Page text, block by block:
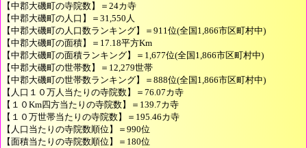
【中郡大磯町の寺院数】＝24カ寺
【中郡大磯町の人口】＝31,550人
【中郡大磯町の人口数ランキング】＝911位(全国1,866市区町村中)
【中郡大磯町の面積】＝17.18平方Km
【中郡大磯町の面積ランキング】＝1,677位(全国1,866市区町村中)
【中郡大磯町の世帯数】＝12,279世帯
【中郡大磯町の世帯数ランキング】＝888位(全国1,866市区町村中)
【人口１０万人当たりの寺院数】＝76.07カ寺
【１０Km四方当たりの寺院数】＝139.7カ寺
【１０万世帯当たりの寺院数】＝195.46カ寺
【人口当たりの寺院数順位】＝990位
【面積当たりの寺院数順位】＝180位